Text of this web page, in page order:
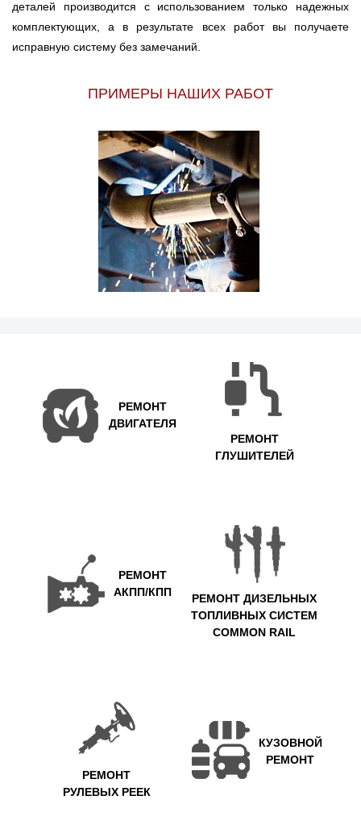
деталей производится с использованием только надежных
комплектующих, а в результате всех работ вы получаете
исправную систему без замечаний.
ПРИМЕРЫ НАШИХ РАБОТ
РЕМОНТ
ДВИГАТЕЛЯ
РЕМОНТ
ГЛУШИТЕЛЕЙ
РЕМОНТ
АКПП/КПП
РЕМОНТ ДИЗЕЛЬНЫХ
ТОПЛИВНЫХ СИСТЕМ
COMMON RAIL
РЕМОНТ
РУЛЕВЫХ РЕЕК
КУЗОВНОЙ
РЕМОНТ